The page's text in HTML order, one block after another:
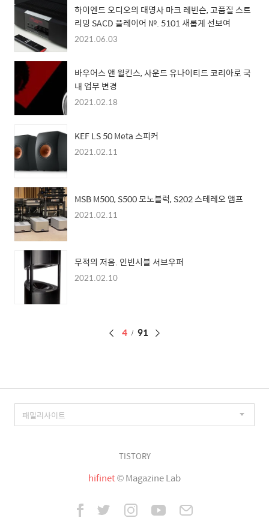
하이엔드 오디오의 대명사 마크 레빈슨, 고품질 스트
리밍 SACD 플레이어 №. 5101 새롭게 선보여
2021.06.03
바우어스 앤 윌킨스, 사운드 유나이티드 코리아로 국
내 업무 변경
2021.02.18
KEF LS 50 Meta 스피커
2021.02.11
MSB M500, S500 모노블럭, S202 스테레오 앰프
2021.02.11
무적의 저음. 인빈시블 서브우퍼
2021.02.10
페
4 91
TISTORY
hifinet© Magazine Lab